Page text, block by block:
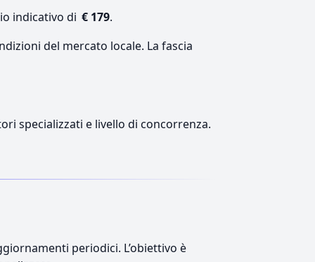
indicativo di € 179.
del mercato locale. La fascia
specializzati e livello di concorrenza.
periodici. L’obiettivo è